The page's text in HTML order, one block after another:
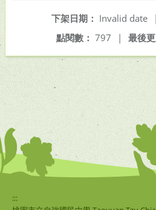
下架日期： Invalid date
|
最後
點閱數： 797 |
:::